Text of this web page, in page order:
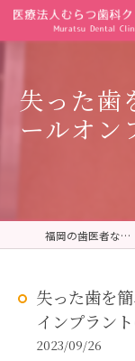
失った歯
ールオン
福岡の歯医者ならむらつ歯科クリニック
失った歯を
インプラン
2023/09/26